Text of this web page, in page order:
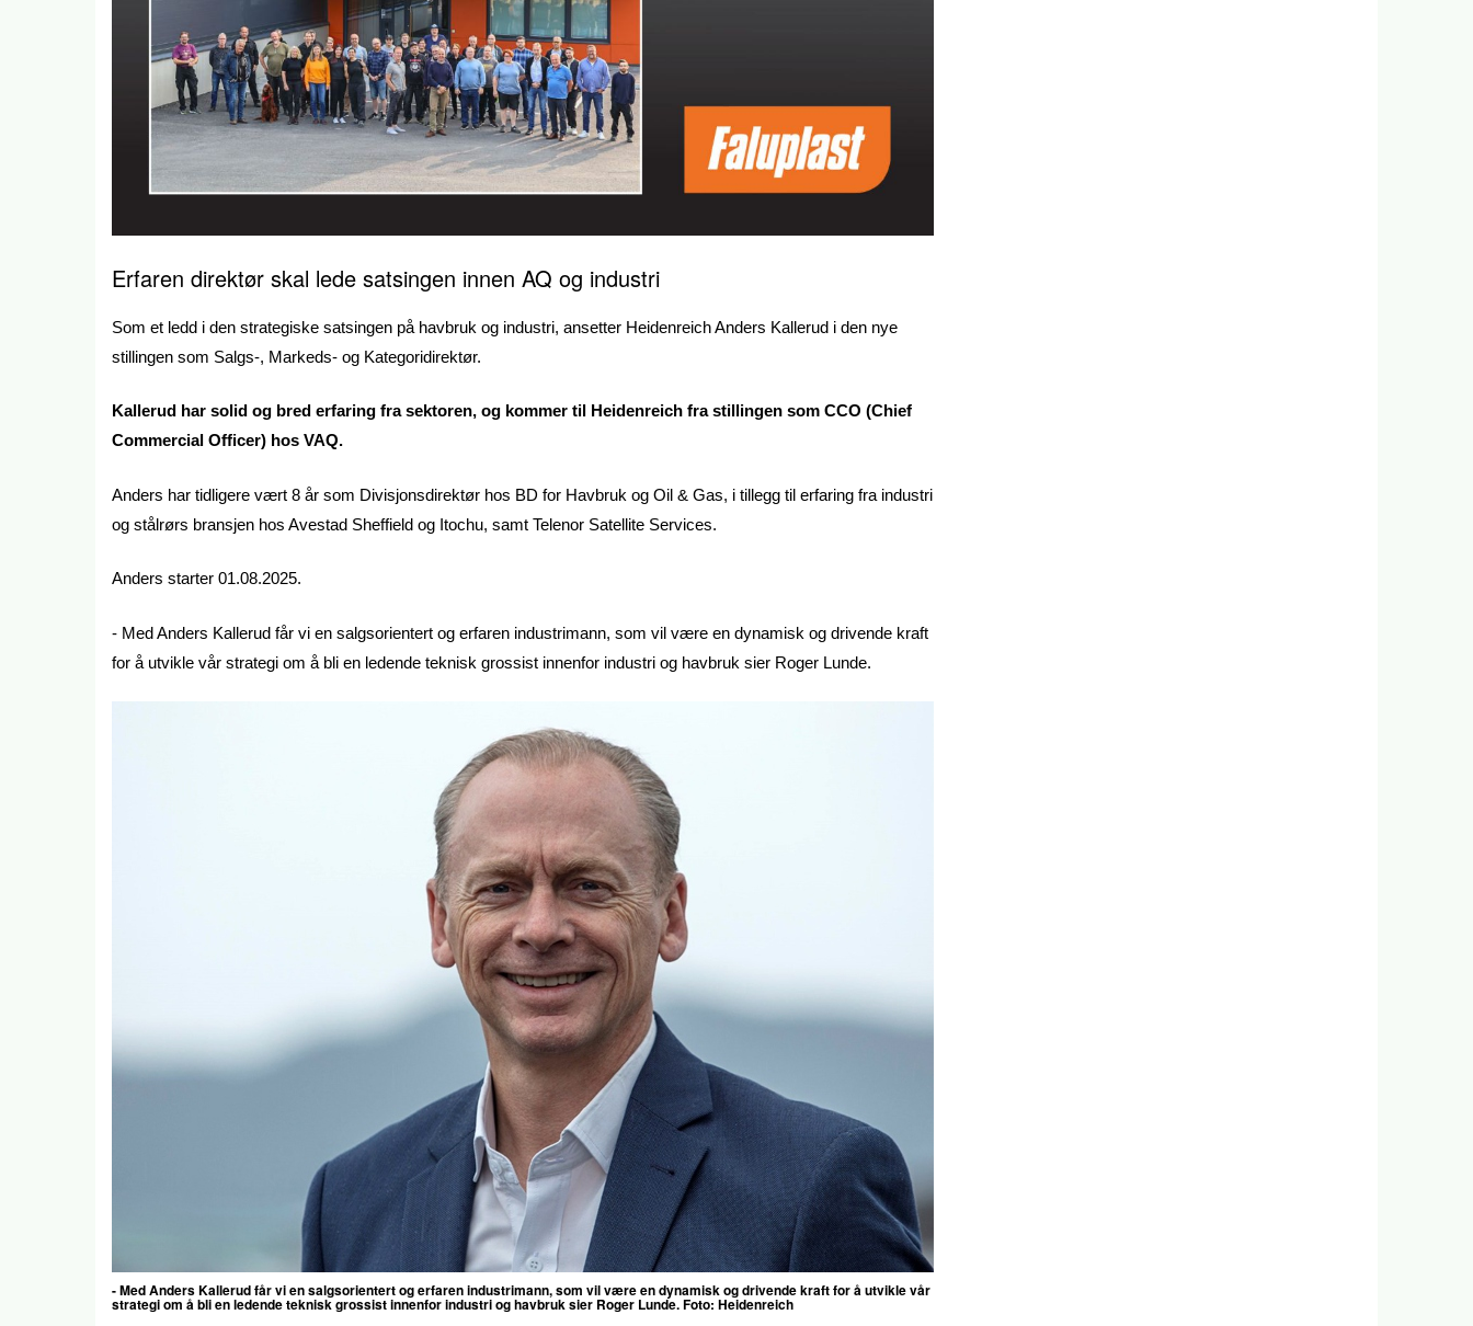
Erfaren direktør skal lede satsingen innen AQ og industri
Som et ledd i den strategiske satsingen på havbruk og industri, ansetter Heidenreich Anders Kallerud i den nye
stillingen som Salgs-, Markeds- og Kategoridirektør.
Kallerud har solid og bred erfaring fra sektoren, og kommer til Heidenreich fra stillingen som CCO (Chief
Commercial Officer) hos VAQ.
Anders har tidligere vært 8 år som Divisjonsdirektør hos BD for Havbruk og Oil & Gas, i tillegg til erfaring fra industri
og stålrørs bransjen hos Avestad Sheffield og Itochu, samt Telenor Satellite Services.
Anders starter 01.08.2025.
- Med Anders Kallerud får vi en salgsorientert og erfaren industrimann, som vil være en dynamisk og drivende kraft
for å utvikle vår strategi om å bli en ledende teknisk grossist innenfor industri og havbruk sier Roger Lunde.
- Med Anders Kallerud får vi en salgsorientert og erfaren industrimann, som vil være en dynamisk og drivende kraft for å utvikle vår
strategi om å bli en ledende teknisk grossist innenfor industri og havbruk sier Roger Lunde. Foto: Heidenreich